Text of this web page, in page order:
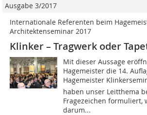
Ausgabe 3/2017
Internationale Referenten beim
Architektenseminar 2017
Klinker – Tragwerk oder
Mit dieser Aussage
Hagemeister die 14.
Hagemeister
haben unser Leitthema
Fragezeichen formuliert,
darum...